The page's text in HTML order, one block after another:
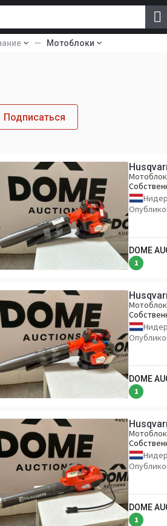
Мотоблоки
Подписаться
Мотоблок
DOME
1
Мотоблок
DOME
1
Мотоблок
DOME
1